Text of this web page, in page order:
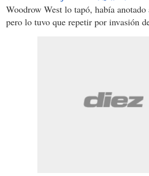
Woodrow West lo tapó, había anotado
pero lo tuvo que repetir por invasión